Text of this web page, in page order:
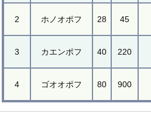
2 ホノオポフ 28 45
3 カエンポフ 40 220
4 ゴオオポフ 80 900